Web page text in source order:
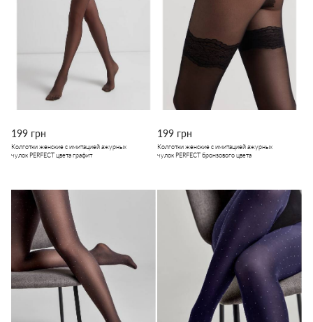
199 грн
Колготки женские с имитацией ажурных
чулок PERFECT цвета графит
199 грн
Колготки женские с имитацией ажурных
чулок PERFECT бронзового цвета